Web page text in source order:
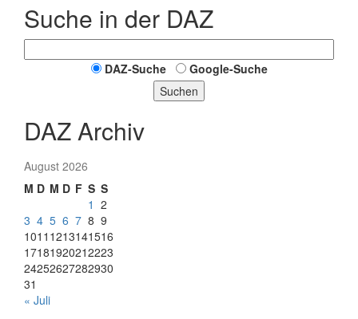
Suche in der DAZ
DAZ-Suche
Google-Suche
Suchen
DAZ Archiv
August 2026
M D M D F S S
1 2
3 4 5 6 7 8 9
1011 1213141516
17181920212223
24252627282930
31
« Juli